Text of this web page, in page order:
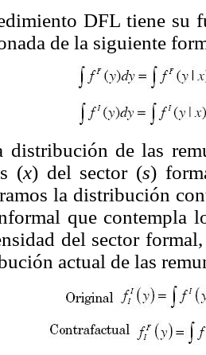
DFL tiene su
de la siguiente
distribución de las
(x) del sector (s)
la distribución
que contempla
del sector
actual de las